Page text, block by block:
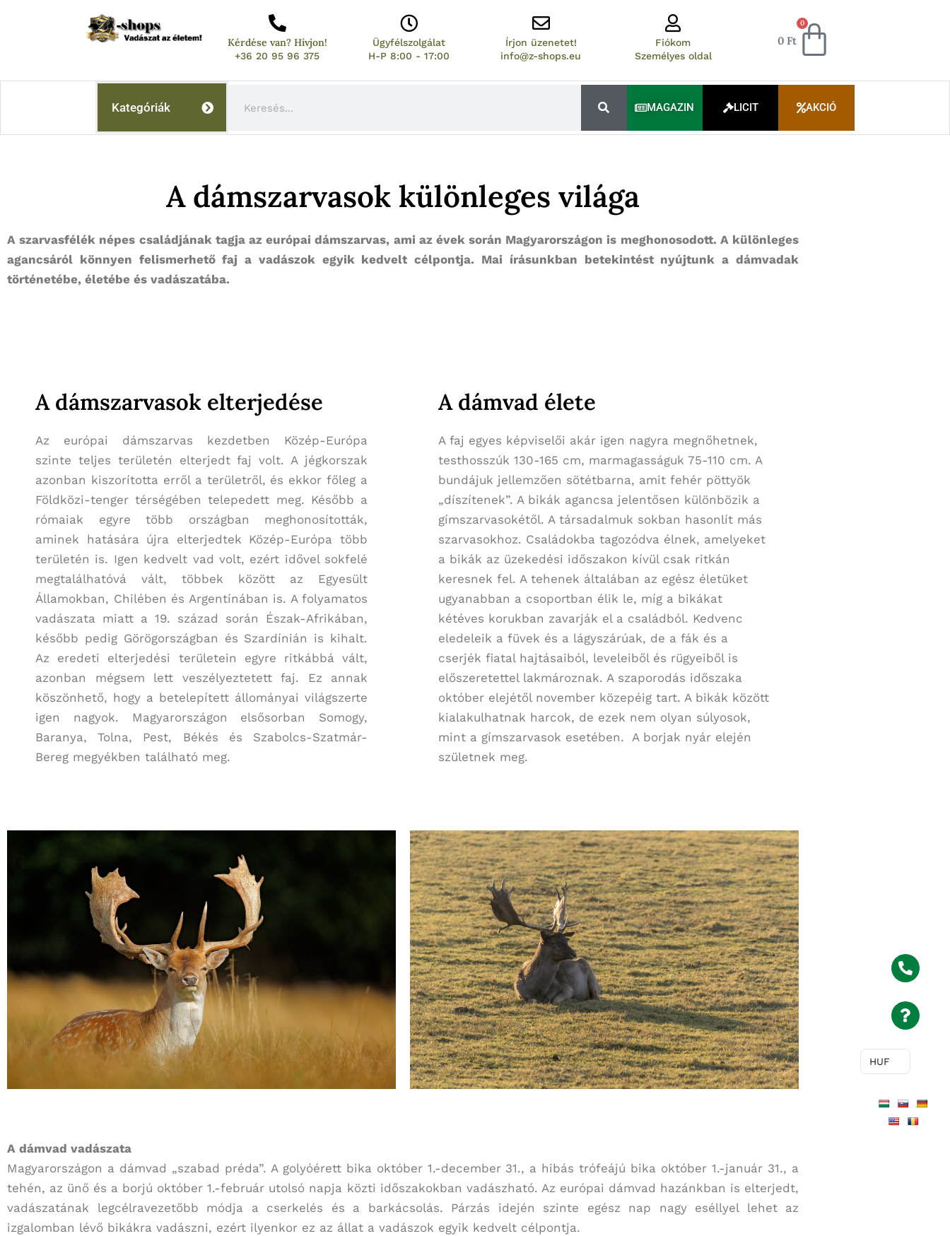
Kérdése van? Hívjon!
+36 20 95 96 375
Ügyfélszolgálat
H-P 8:00 - 17:00
Írjon üzenetet!
info@z-shops.eu
Fiókom
Személyes oldal
0 Ft
0
Kosár
Kategóriák MAGAZIN LICIT AKCIÓ
A dámszarvasok különleges világa
A szarvasfélék népes családjának tagja az európai dámszarvas, ami az évek során Magyarországon is meghonosodott. A különleges
agancsáról könnyen felismerhető faj a vadászok egyik kedvelt célpontja. Mai írásunkban betekintést nyújtunk a dámvadak
történetébe, életébe és vadászatába.
A dámszarvasok elterjedése
Az európai dámszarvas kezdetben Közép-Európa
szinte teljes területén elterjedt faj volt. A jégkorszak
azonban kiszorította erről a területről, és ekkor főleg a
Földközi-tenger térségében telepedett meg. Később a
rómaiak egyre több országban meghonosították,
aminek hatására újra elterjedtek Közép-Európa több
területén is. Igen kedvelt vad volt, ezért idővel sokfelé
megtalálhatóvá vált, többek között az Egyesült
Államokban, Chilében és Argentínában is. A folyamatos
vadászata miatt a 19. század során Észak-Afrikában,
később pedig Görögországban és Szardínián is kihalt.
Az eredeti elterjedési területein egyre ritkábbá vált,
azonban mégsem lett veszélyeztetett faj. Ez annak
köszönhető, hogy a betelepített állományai világszerte
igen nagyok. Magyarországon elsősorban Somogy,
Baranya, Tolna, Pest, Békés és Szabolcs-Szatmár-
Bereg megyékben található meg.
A dámvad élete
A faj egyes képviselői akár igen nagyra megnőhetnek,
testhosszúk 130-165 cm, marmagasságuk 75-110 cm. A
bundájuk jellemzően sötétbarna, amit fehér pöttyök
„díszítenek”. A bikák agancsa jelentősen különbözik a
gímszarvasokétől. A társadalmuk sokban hasonlít más
szarvasokhoz. Családokba tagozódva élnek, amelyeket
a bikák az üzekedési időszakon kívül csak ritkán
keresnek fel. A tehenek általában az egész életüket
ugyanabban a csoportban élik le, míg a bikákat
kétéves korukban zavarják el a családból. Kedvenc
eledeleik a füvek és a lágyszárúak, de a fák és a
cserjék fiatal hajtásaiból, leveleiből és rügyeiből is
előszeretettel lakmároznak. A szaporodás időszaka
október elejétől november közepéig tart. A bikák között
kialakulhatnak harcok, de ezek nem olyan súlyosok,
mint a gímszarvasok esetében. A borjak nyár elején
születnek meg.
A dámvad vadászata
Magyarországon a dámvad „szabad préda”. A golyóérett bika október 1.-december 31., a hibás trófeájú bika október 1.-január 31., a
tehén, az ünő és a borjú október 1.-február utolsó napja közti időszakokban vadászható. Az európai dámvad hazánkban is elterjedt,
vadászatának legcélravezetőbb módja a cserkelés és a barkácsolás. Párzás idején szinte egész nap nagy eséllyel lehet az
izgalomban lévő bikákra vadászni, ezért ilyenkor ez az állat a vadászok egyik kedvelt célpontja.
HUF